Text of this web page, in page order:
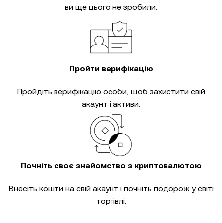
ви ще цього не зробили.
Пройти верифікацію
Пройдіть верифікацію особи, щоб захистити свій
акаунт і активи.
Почніть своє знайомство з криптовалютою
Внесіть кошти на свій акаунт і почніть подорож у світі
торгівлі.